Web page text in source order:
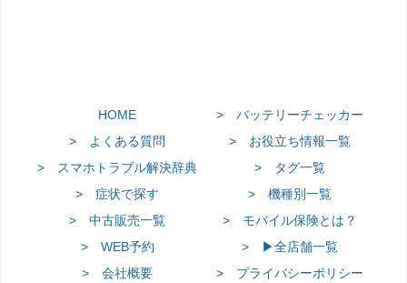
HOME
> バッテリーチェッカー
> よくある質問
> お役立ち情報一覧
> スマホトラブル解決辞典
> タグ一覧
> 症状で探す
> 機種別一覧
> 中古販売一覧
> モバイル保険とは？
> WEB予約
> ▶全店舗一覧
> 会社概要
> プライバシーポリシー